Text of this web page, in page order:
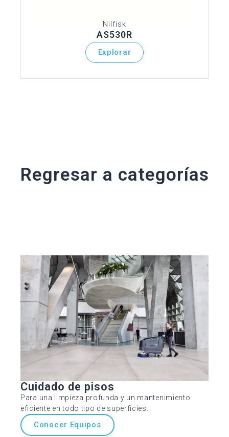
Nilfisk
AS530R
Explorar
Regresar a categorías
Cuidado de pisos
Para una limpieza profunda y un mantenimiento
eficiente en todo tipo de superficies.
Conocer Equipos